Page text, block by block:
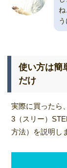
使い方は簡
だけ
実際に買ったら
3（スリー）
方法）を説明し